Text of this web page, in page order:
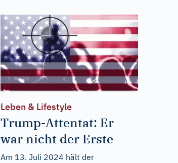
Leben & Lifestyle
Trump-Attentat: Er
war nicht der Erste
Am 13. Juli 2024 hält der